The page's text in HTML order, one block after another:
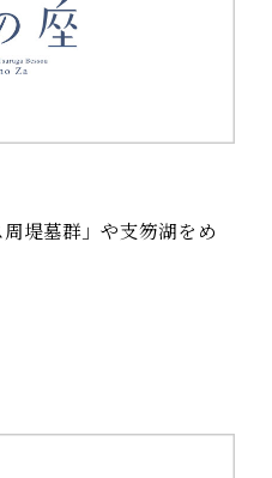
堤墓群」や支笏湖をめ
イド
お問い合わせ